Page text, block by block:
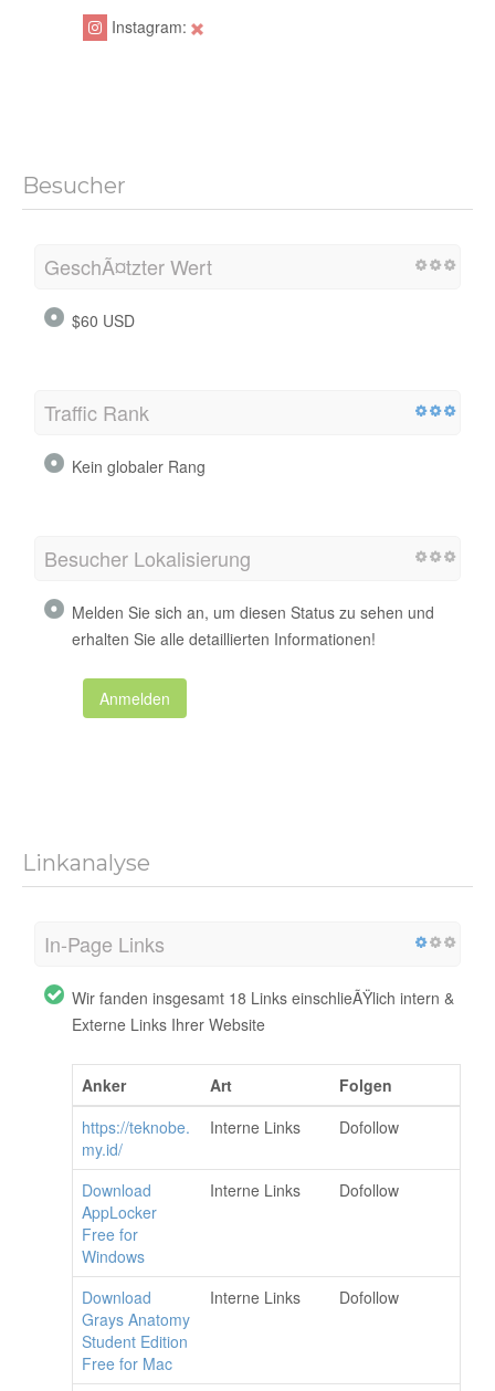
Instagram:
Besucher
GeschÃ¤tzter Wert
$60 USD
Traffic Rank
Kein globaler Rang
Besucher Lokalisierung
Melden Sie sich an, um diesen Status zu sehen und
erhalten Sie alle detaillierten Informationen!
Anmelden
Linkanalyse
In-Page Links
Wir fanden insgesamt 18 Links einschlieÃŸlich intern &
Externe Links Ihrer Website
Anker Art
Folgen
https://teknobe.
my.id/
Interne Links Dofollow
Download
AppLocker
Free for
Windows
Interne Links Dofollow
Download
Grays Anatomy
Student Edition
Free for Mac
Interne Links Dofollow